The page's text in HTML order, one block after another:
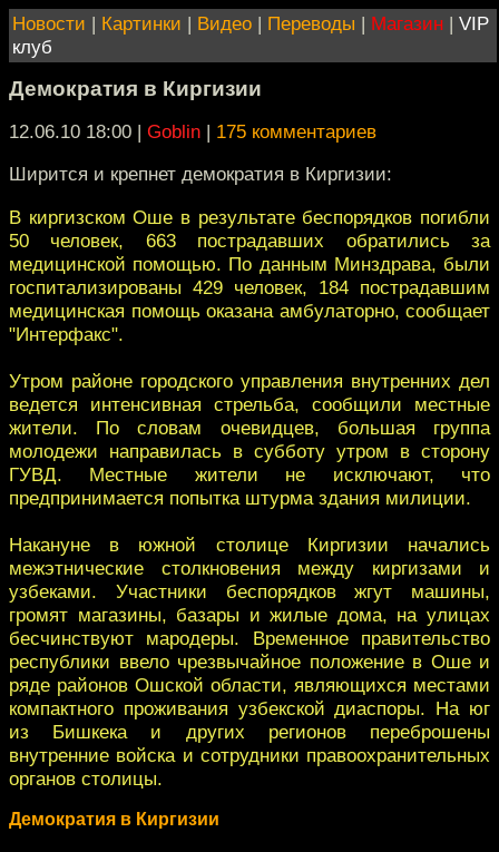
Новости | Картинки | Видео | Переводы | Магазин | VIP
клуб
Демократия в Киргизии
12.06.10 18:00 | Goblin | 175 комментариев
Ширится и крепнет демократия в Киргизии:
В киргизском Оше в результате беспорядков погибли
50 человек, 663 пострадавших обратились за
медицинской помощью. По данным Минздрава, были
госпитализированы 429 человек, 184 пострадавшим
медицинская помощь оказана амбулаторно, сообщает
"Интерфакс".
Утром районе городского управления внутренних дел
ведется интенсивная стрельба, сообщили местные
жители. По словам очевидцев, большая группа
молодежи направилась в субботу утром в сторону
ГУВД. Местные жители не исключают, что
предпринимается попытка штурма здания милиции.
Накануне в южной столице Киргизии начались
межэтнические столкновения между киргизами и
узбеками. Участники беспорядков жгут машины,
громят магазины, базары и жилые дома, на улицах
бесчинствуют мародеры. Временное правительство
республики ввело чрезвычайное положение в Оше и
ряде районов Ошской области, являющихся местами
компактного проживания узбекской диаспоры. На юг
из Бишкека и других регионов переброшены
внутренние войска и сотрудники правоохранительных
органов столицы.
Демократия в Киргизии